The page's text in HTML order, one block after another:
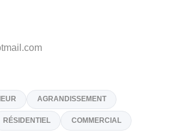
RICHARD VANIER
St-Rémi-d-Tin, (Qc)